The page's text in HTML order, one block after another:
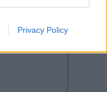
Privacy Policy